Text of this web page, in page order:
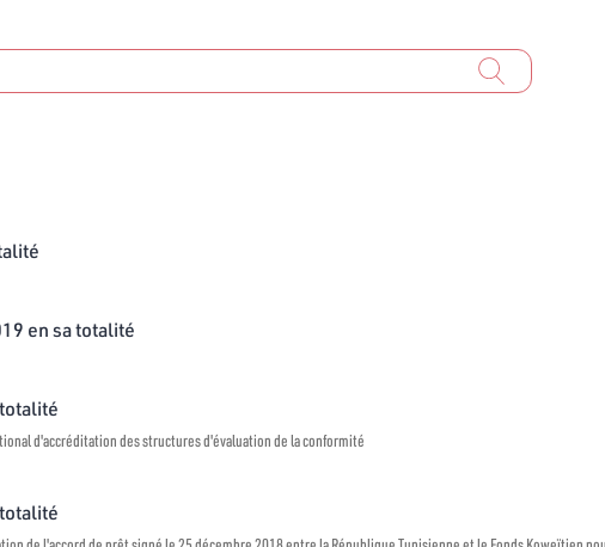
en sa totalité
d'accréditation des structures d'évaluation de la conformité